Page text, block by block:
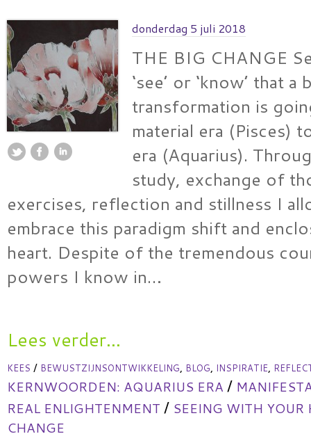
donderdag 5 juli 2018
THE BIG CHANGE
‘see’ or ‘know’ that a
transformation is
material era (Pisces)
era (Aquarius).
study, exchange of
exercises, reflection and stillness I
embrace this paradigm shift and
heart. Despite of the tremendous
powers I know in…
Lees verder...
KEES / BEWUSTZIJNSONTWIKKELING, BLOG, INSPIRATIE,
KERNWOORDEN: AQUARIUS ERA /
REAL ENLIGHTENMENT / SEEING WITH YOUR
CHANGE